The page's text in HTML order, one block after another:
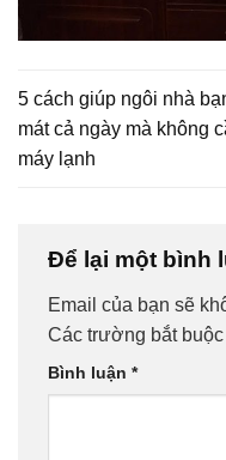
5 cách giúp ngôi nhà
mát cả ngày mà không
máy lạnh
Để lại một bình
Email của bạn sẽ
Các trường bắt
Bình luận *